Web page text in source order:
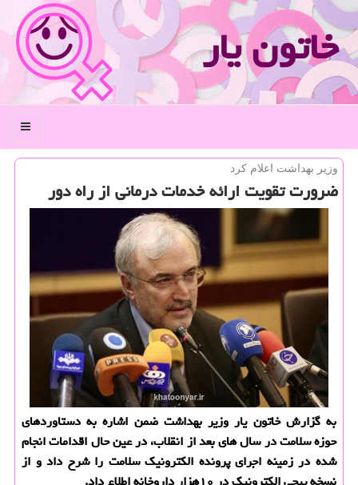
خاتون یار
منو
وزیر بهداشت اعلام كرد
ضرورت تقویت ارائه خدمات درمانی از راه دور
به گزارش خاتون یار وزیر بهداشت ضمن اشاره به دستاوردهای
حوزه سلامت در سال های بعد از انقلاب، در عین حال اقدامات انجام
شده در زمینه اجرای پرونده الكترونیك سلامت را شرح داد و از